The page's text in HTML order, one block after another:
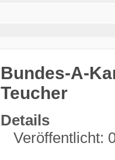
Bundes-A-
Teucher
Details
Veröffentlicht: